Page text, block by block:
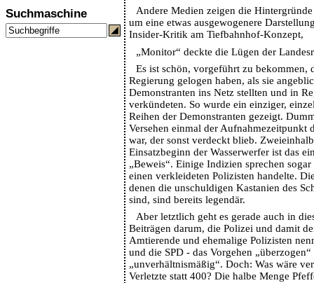
Suchmaschine
Andere Medien zeigen die
um eine etwas ausgewogenere
Insider-Kritik am Tiefbahnhof-Konzept,
„Monitor“ deckte die Lügen der
Es ist schön, vorgeführt zu bekommen,
Regierung gelogen haben, als sie
Demonstranten ins Netz stellten und in
verkündeten. So wurde ein einziger,
Reihen der Demonstranten gezeigt.
Versehen einmal der Aufnahmezeitpunkt
war, der sonst verdeckt blieb.
Einsatzbeginn der Wasserwerfer ist das
„Beweis“. Einige Indizien sprechen
einen verkleideten Polizisten handelte.
denen die unschuldigen Kastanien des
sind, sind bereits legendär.
Aber letztlich geht es gerade auch in
Beiträgen darum, die Polizei und damit
Amtierende und ehemalige Polizisten
und die SPD - das Vorgehen „überzogen“
„unverhältnismäßig“. Doch: Was wäre
Verletzte statt 400? Die halbe Menge